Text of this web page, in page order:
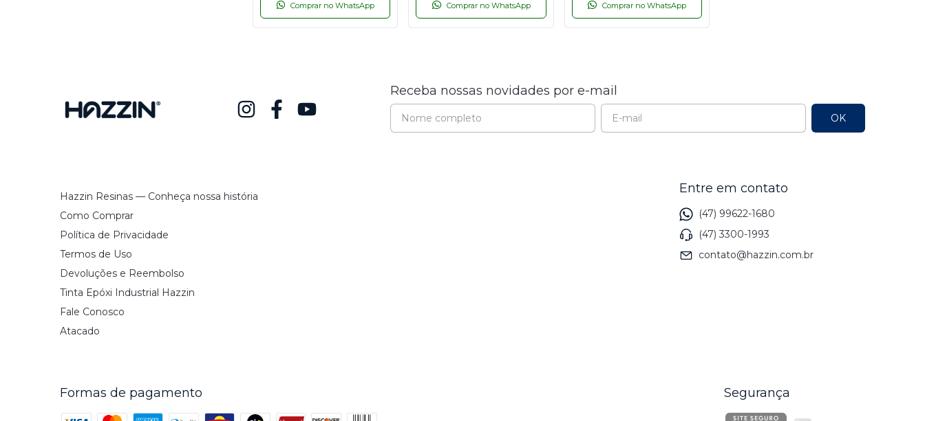
Comprar no WhatsApp Comprar no WhatsApp Comprar no WhatsApp
Receba nossas novidades por e-mail
Hazzin Resinas — Conheça nossa história
Como Comprar
Política de Privacidade
Termos de Uso
Devoluções e Reembolso
Tinta Epóxi Industrial Hazzin
Fale Conosco
Atacado
Entre em contato
(47) 99622-1680
(47) 3300-1993
contato@hazzin.com.br
Formas de pagamento Segurança